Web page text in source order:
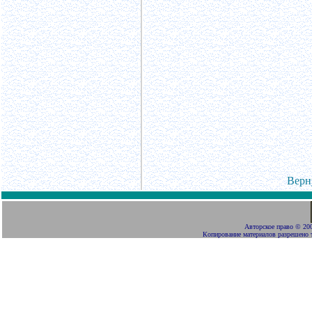
Авторское право ©
Копирование материалов